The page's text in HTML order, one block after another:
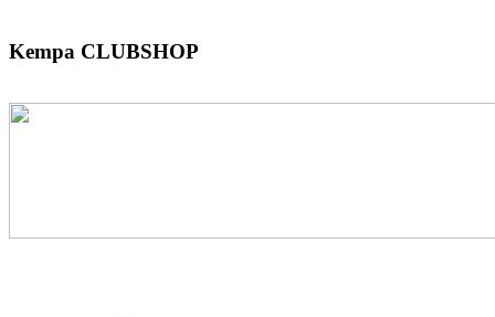
Kempa CLUBSHOP